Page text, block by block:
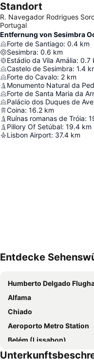
Standort
R. Navegador Rodrigues
Portugal
Entfernung von Sesimbra
Forte de Santiago: 0.4 km
Sesimbra: 0.6 km
Estádio da Vila Amália: 0.7
Castelo de Sesimbra: 1.4
Forte do Cavalo: 2 km
Monumento Natural da
Forte de Santa Maria da
Palácio dos Duques de
Coina: 16.2 km
Ruínas romanas de Tróia:
Pillory Of Setúbal: 19.4 km
Lisbon Airport: 37.4 km
Entdecke
Humberto Delgado
Alfama
Chiado
Aeroporto Metro Station
Belém (Lissabon)
Baixa-Chiado Metro